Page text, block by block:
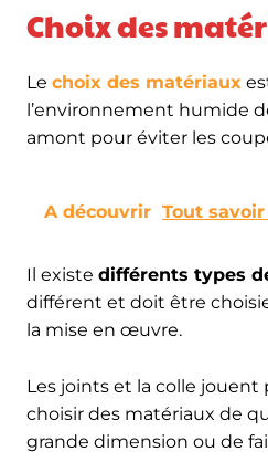
Choix des
Le choix des matériaux
l’environnement humide
amont pour éviter les
A découvrir Tout
Il existe différents types
différent et doit être
la mise en œuvre.
Les joints et la colle
choisir des matériaux de
grande dimension ou de